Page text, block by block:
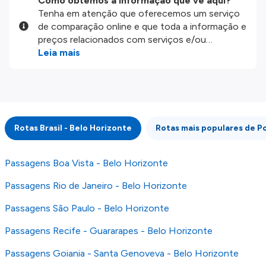
Tenha em atenção que oferecemos um serviço
de comparação online e que toda a informação e
preços relacionados com serviços e/ou
produtos disponíveis no nosso website são
integridade ou pela precisão da informação
publicada, por isso verifique com atenção todas
as condições no website do parceiro antes de
fazer uma reserva. Para mais detalhes verifique
os nossos Termos e Condições
Leia mais
Rotas Brasil - Belo Horizonte Rotas mais populares de
Passagens Boa Vista - Belo Horizonte
Passagens Rio de Janeiro - Belo Horizonte
Passagens São Paulo - Belo Horizonte
Passagens Recife - Guararapes - Belo Horizonte
Passagens Goiania - Santa Genoveva - Belo Horizonte